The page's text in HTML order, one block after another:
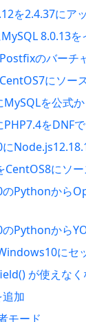
を2.4.37にア
8.0.13を
のバーチ
にソー
MySQLを公式
PHP7.4をDNF
CentOS8にソ
Pythonから
Pythonから
にセ
が使えな
加
モード